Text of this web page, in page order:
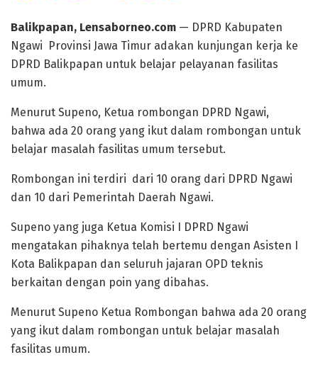
Balikpapan, Lensaborneo.com — DPRD Kabupaten
Ngawi Provinsi Jawa Timur adakan kunjungan kerja ke
DPRD Balikpapan untuk belajar pelayanan fasilitas
umum.
Menurut Supeno, Ketua rombongan DPRD Ngawi,
bahwa ada 20 orang yang ikut dalam rombongan untuk
belajar masalah fasilitas umum tersebut.
Rombongan ini terdiri dari 10 orang dari DPRD Ngawi
dan 10 dari Pemerintah Daerah Ngawi.
Supeno yang juga Ketua Komisi I DPRD Ngawi
mengatakan pihaknya telah bertemu dengan Asisten I
Kota Balikpapan dan seluruh jajaran OPD teknis
berkaitan dengan poin yang dibahas.
Menurut Supeno Ketua Rombongan bahwa ada 20 orang
yang ikut dalam rombongan untuk belajar masalah
fasilitas umum.